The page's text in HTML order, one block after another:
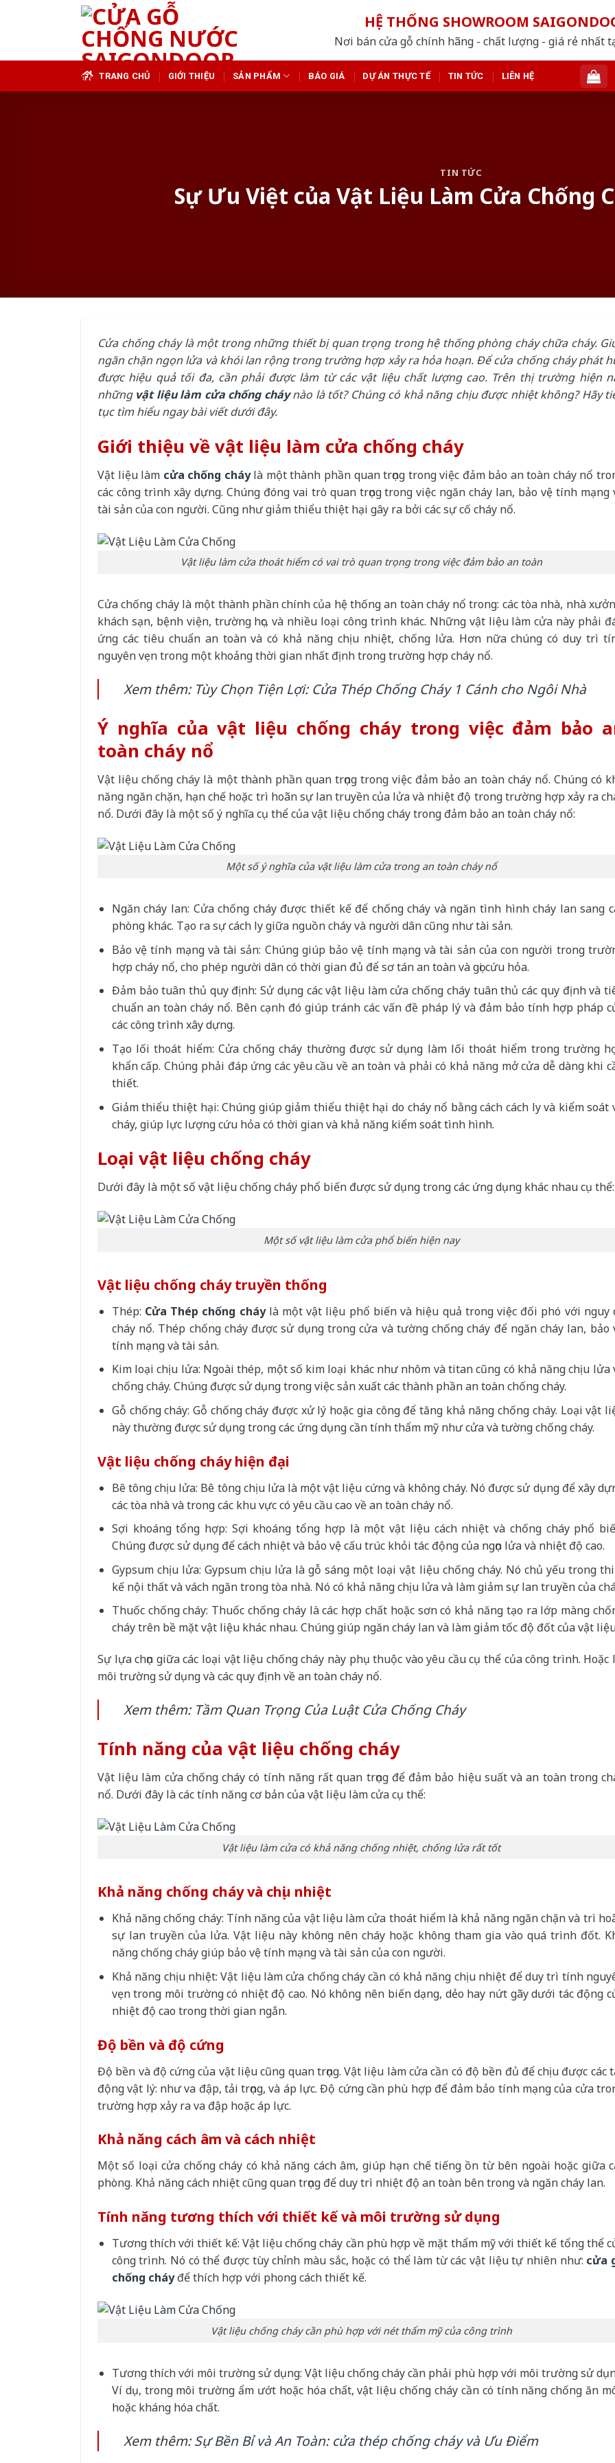
HỆ THỐNG SHOWROOM
Nơi bán cửa gỗ chính hãng - chất lượng - giá rẻ nhất
TRANG CHỦ GIỚI THIỆU SẢN PHẨM BÁO GIÁ DỰ ÁN THỰC TẾ TIN TỨC LIÊN HỆ
TIN TỨC
Sự Ưu Việt của Vật Liệu Làm Cửa Chống
Cửa chống cháy là một trong những thiết bị quan trọng trong hệ thống phòng cháy chữa cháy.
ngăn chặn ngọn lửa và khói lan rộng trong trường hợp xảy ra hỏa hoạn. Để cửa chống cháy phát
được hiệu quả tối đa, cần phải được làm từ các vật liệu chất lượng cao. Trên thị trường hiện
những vật liệu làm cửa chống cháynào là tốt? Chúng có khả năng chịu được nhiệt không? Hãy
tục tìm hiểu ngay bài viết dưới đây.
Giới thiệu về vật liệu làm cửa chống cháy
Vật liệu làm cửa chống cháy là một thành phần quan trọng trong việc đảm bảo an toàn cháy nổ
các công trình xây dựng. Chúng đóng vai trò quan trọng trong việc ngăn cháy lan, bảo vệ tính mạng
tài sản của con người. Cũng như giảm thiểu thiệt hại gây ra bởi các sự cố cháy nổ.
Vật liệu làm cửa thoát hiểm có vai trò quan trọng trong việc đảm bảo an toàn
Cửa chống cháy là một thành phần chính của hệ thống an toàn cháy nổ trong: các tòa nhà, nhà
khách sạn, bệnh viện, trường học, và nhiều loại công trình khác. Những vật liệu làm cửa này phải
ứng các tiêu chuẩn an toàn và có khả năng chịu nhiệt, chống lửa. Hơn nữa chúng có duy trì
nguyên vẹn trong một khoảng thời gian nhất định trong trường hợp cháy nổ.
Xem thêm: Tùy Chọn Tiện Lợi: Cửa Thép Chống Cháy 1 Cánh cho Ngôi Nhà
Ý nghĩa của vật liệu chống cháy trong việc đảm bảo
toàn cháy nổ
Vật liệu chống cháy là một thành phần quan trọng trong việc đảm bảo an toàn cháy nổ. Chúng có
năng ngăn chặn, hạn chế hoặc trì hoãn sự lan truyền của lửa và nhiệt độ trong trường hợp xảy ra
nổ. Dưới đây là một số ý nghĩa cụ thể của vật liệu chống cháy trong đảm bảo an toàn cháy nổ:
Một số ý nghĩa của vật liệu làm cửa trong an toàn cháy nổ
Ngăn cháy lan: Cửa chống cháy được thiết kế để chống cháy và ngăn tình hình cháy lan sang
phòng khác. Tạo ra sự cách ly giữa nguồn cháy và người dân cũng như tài sản.
Bảo vệ tính mạng và tài sản: Chúng giúp bảo vệ tính mạng và tài sản của con người trong
hợp cháy nổ, cho phép người dân có thời gian đủ để sơ tán an toàn và gọi cứu hỏa.
Đảm bảo tuân thủ quy định: Sử dụng các vật liệu làm cửa chống cháy tuân thủ các quy định và
chuẩn an toàn cháy nổ. Bên cạnh đó giúp tránh các vấn đề pháp lý và đảm bảo tính hợp pháp
các công trình xây dựng.
Tạo lối thoát hiểm: Cửa chống cháy thường được sử dụng làm lối thoát hiểm trong trường
khẩn cấp. Chúng phải đáp ứng các yêu cầu về an toàn và phải có khả năng mở cửa dễ dàng khi
thiết.
Giảm thiểu thiệt hại: Chúng giúp giảm thiểu thiệt hại do cháy nổ bằng cách cách ly và kiểm soát
cháy, giúp lực lượng cứu hỏa có thời gian và khả năng kiểm soát tình hình.
Loại vật liệu chống cháy
Dưới đây là một số vật liệu chống cháy phổ biến được sử dụng trong các ứng dụng khác nhau cụ thể:
Một số vật liệu làm cửa phổ biến hiện nay
Vật liệu chống cháy truyền thống
Thép: Cửa Thép chống cháylà một vật liệu phổ biến và hiệu quả trong việc đối phó với nguy
cháy nổ. Thép chống cháy được sử dụng trong cửa và tường chống cháy để ngăn cháy lan, bảo
tính mạng và tài sản.
Kim loại chịu lửa: Ngoài thép, một số kim loại khác như nhôm và titan cũng có khả năng chịu lửa
chống cháy. Chúng được sử dụng trong việc sản xuất các thành phần an toàn chống cháy.
Gỗ chống cháy: Gỗ chống cháy được xử lý hoặc gia công để tăng khả năng chống cháy. Loại vật
này thường được sử dụng trong các ứng dụng cần tính thẩm mỹ như cửa và tường chống cháy.
Vật liệu chống cháy hiện đại
Bê tông chịu lửa: Bê tông chịu lửa là một vật liệu cứng và không cháy. Nó được sử dụng để xây
các tòa nhà và trong các khu vực có yêu cầu cao về an toàn cháy nổ.
Sợi khoáng tổng hợp: Sợi khoáng tổng hợp là một vật liệu cách nhiệt và chống cháy phổ
Chúng được sử dụng để cách nhiệt và bảo vệ cấu trúc khỏi tác động của ngọn lửa và nhiệt độ cao.
Gypsum chịu lửa: Gypsum chịu lửa là gỗ sáng một loại vật liệu chống cháy. Nó chủ yếu trong
kế nội thất và vách ngăn trong tòa nhà. Nó có khả năng chịu lửa và làm giảm sự lan truyền của
Thuốc chống cháy: Thuốc chống cháy là các hợp chất hoặc sơn có khả năng tạo ra lớp màng
cháy trên bề mặt vật liệu khác nhau. Chúng giúp ngăn cháy lan và làm giảm tốc độ đốt của vật
Sự lựa chọn giữa các loại vật liệu chống cháy này phụ thuộc vào yêu cầu cụ thể của công trình. Hoặc
môi trường sử dụng và các quy định về an toàn cháy nổ.
Xem thêm: Tầm Quan Trọng Của Luật Cửa Chống Cháy
Tính năng của vật liệu chống cháy
Vật liệu làm cửa chống cháy có tính năng rất quan trọng để đảm bảo hiệu suất và an toàn trong
nổ. Dưới đây là các tính năng cơ bản của vật liệu làm cửa cụ thể:
Vật liệu làm cửa có khả năng chống nhiệt, chống lửa rất tốt
Khả năng chống cháy và chịu nhiệt
Khả năng chống cháy: Tính năng của vật liệu làm cửa thoát hiểm là khả năng ngăn chặn và trì
sự lan truyền của lửa. Vật liệu này không nên cháy hoặc không tham gia vào quá trình đốt.
năng chống cháy giúp bảo vệ tính mạng và tài sản của con người.
Khả năng chịu nhiệt: Vật liệu làm cửa chống cháy cần có khả năng chịu nhiệt để duy trì tính
vẹn trong môi trường có nhiệt độ cao. Nó không nên biến dạng, dẻo hay nứt gãy dưới tác động
nhiệt độ cao trong thời gian ngắn.
Độ bền và độ cứng
Độ bền và độ cứng của vật liệu cũng quan trọng. Vật liệu làm cửa cần có độ bền đủ để chịu được các
động vật lý: như va đập, tải trọng, và áp lực. Độ cứng cần phù hợp để đảm bảo tính mạng của cửa
trường hợp xảy ra va đập hoặc áp lực.
Khả năng cách âm và cách nhiệt
Một số loại cửa chống cháy có khả năng cách âm, giúp hạn chế tiếng ồn từ bên ngoài hoặc giữa
phòng. Khả năng cách nhiệt cũng quan trọng để duy trì nhiệt độ an toàn bên trong và ngăn cháy lan.
Tính năng tương thích với thiết kế và môi trường sử dụng
Tương thích với thiết kế: Vật liệu chống cháy cần phù hợp về mặt thẩm mỹ với thiết kế tổng thể
công trình. Nó có thể được tùy chỉnh màu sắc, hoặc có thể làm từ các vật liệu tự nhiên như: cửa
chống cháyđể thích hợp với phong cách thiết kế.
Vật liệu chống cháy cần phù hợp với nét thẩm mỹ của công trình
Tương thích với môi trường sử dụng: Vật liệu chống cháy cần phải phù hợp với môi trường sử
Ví dụ, trong môi trường ẩm ướt hoặc hóa chất, vật liệu chống cháy cần có tính năng chống ăn
hoặc kháng hóa chất.
Xem thêm:Sự Bền Bỉ và An Toàn: cửa thép chống cháy và Ưu Điểm